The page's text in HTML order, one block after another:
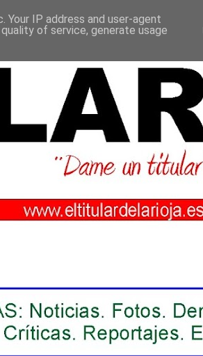
IP address and user-agent
of service, generate usage